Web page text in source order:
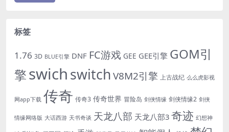
标签
1.76 3D BLUE引擎 DNF FC游戏 GEE GEE引擎 GOM引
擎swichswitchV8M2引擎 上古战纪 么么虎影视
网app下载 传奇 传奇3 传奇世界 冒险岛 剑侠情缘 剑侠情缘2 剑侠
情缘网络版 大话西游 天书奇谈 天龙八部 天龙八部3 奇迹 幻想神